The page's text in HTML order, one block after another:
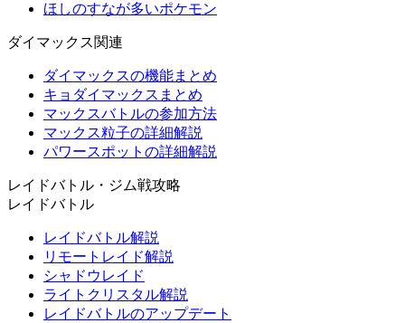
ほしのすなが多いポケモン
ダイマックス関連
ダイマックスの機能まとめ
キョダイマックスまとめ
マックスバトルの参加方法
マックス粒子の詳細解説
パワースポットの詳細解説
レイドバトル・ジム戦攻略
レイドバトル
レイドバトル解説
リモートレイド解説
シャドウレイド
ライトクリスタル解説
レイドバトルのアップデート